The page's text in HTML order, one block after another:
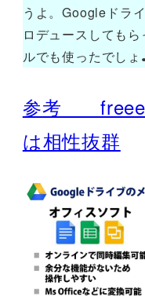
うよ。Googleドラ
ロデュースしても
ルでも使ったでしょ
参考 freee
は相性抜群